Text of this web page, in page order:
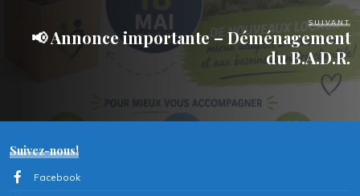
SUIVANT
📢 Annonce importante – Déménagement
du B.A.D.R.
Suivez-nous!
Facebook